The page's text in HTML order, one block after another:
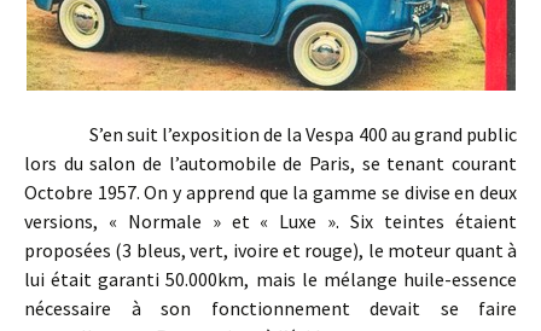
S’en suit l’exposition de la Vespa 400 au grand public
lors du salon de l’automobile de Paris, se tenant courant
Octobre 1957. On y apprend que la gamme se divise en deux
versions, « Normale » et « Luxe ». Six teintes étaient
proposées (3 bleus, vert, ivoire et rouge), le moteur quant à
lui était garanti 50.000km, mais le mélange huile-essence
nécessaire à son fonctionnement devait se faire